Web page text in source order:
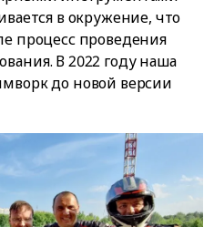
в окружение, что
процесс проведения
В 2022 году наша
до новой версии